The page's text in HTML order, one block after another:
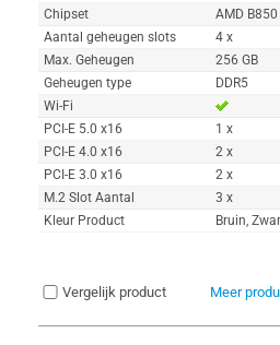
Chipset
AMD B850
Aantal geheugen slots
4 x
Max. Geheugen
256 GB
Geheugen type
DDR5
Wi-Fi
PCI-E 5.0 x16
1 x
PCI-E 4.0 x16
2 x
PCI-E 3.0 x16
2 x
M.2 Slot Aantal
3 x
Kleur Product
Bruin,
Vergelijk product Meer